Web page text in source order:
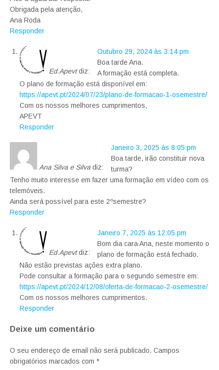
Obrigada pela atenção,
Ana Roda
Responder
Ed.Apevt diz:
Outubro 29, 2024 às 3:14 pm
Boa tarde Ana.
A formação está completa.
O plano de formação está disponível em:
https://apevt.pt/2024/07/23/plano-de-formacao-1-osemestre/
Com os nossos melhores cumprimentos,
APEVT
Responder
Ana Silva e Silva diz:
Janeiro 3, 2025 às 8:05 pm
Boa tarde, irão constituir nova
turma?
Tenho muito interesse em fazer uma formação em vídeo com os
telemóveis.
Ainda será possível para este 2ºsemestre?
Responder
Ed.Apevt diz:
Janeiro 7, 2025 às 12:05 pm
Bom dia cara Ana, neste momento o
plano de formação está fechado.
Não estão previstas ações extra plano.
Pode consultar a formação para o segundo semestre em:
https://apevt.pt/2024/12/08/oferta-de-formacao-2-osemestre/
Com os nossos melhores cumprimentos.
Responder
Deixe um comentário
O seu endereço de email não será publicado. Campos
obrigatórios marcados com *